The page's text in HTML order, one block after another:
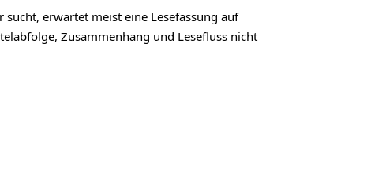
sucht, erwartet meist eine Lesefassung auf
Zusammenhang und Lesefluss nicht